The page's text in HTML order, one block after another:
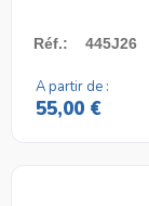
Réf.: 445J26
A partir de :
55,00 €